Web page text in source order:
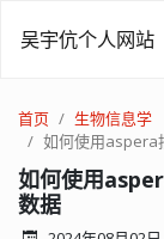
吴宇伉个人网站
首页
生物信息学
如何使用aspera
如何使用
数据